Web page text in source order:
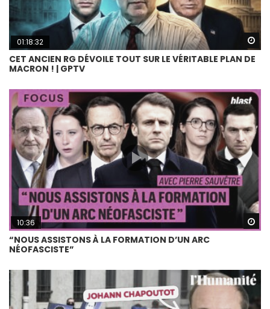
01:18:32
CET ANCIEN RG DÉVOILE TOUT SUR LE VÉRITABLE PLAN DE
MACRON ! | GPTV
10:36
“NOUS ASSISTONS À LA FORMATION D’UN ARC
NÉOFASCISTE”